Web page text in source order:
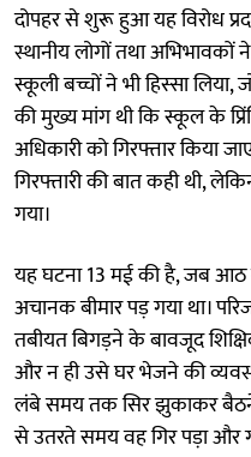
दोपहर से शुरू हुआ यह विरोध
स्थानीय लोगों तथा
स्कूली बच्चों ने भी हिस्सा
की मुख्य मांग थी कि स्कूल के
अधिकारी को गिरफ्तार किया
गिरफ्तारी की बात कही थी,
गया।
यह घटना 13 मई की है, जब आठ
अचानक बीमार पड़ गया था।
तबीयत बिगड़ने के बावजूद
और न ही उसे घर भेजने की
लंबे समय तक सिर झुकाकर बैठने
से उतरते समय वह गिर पड़ा और